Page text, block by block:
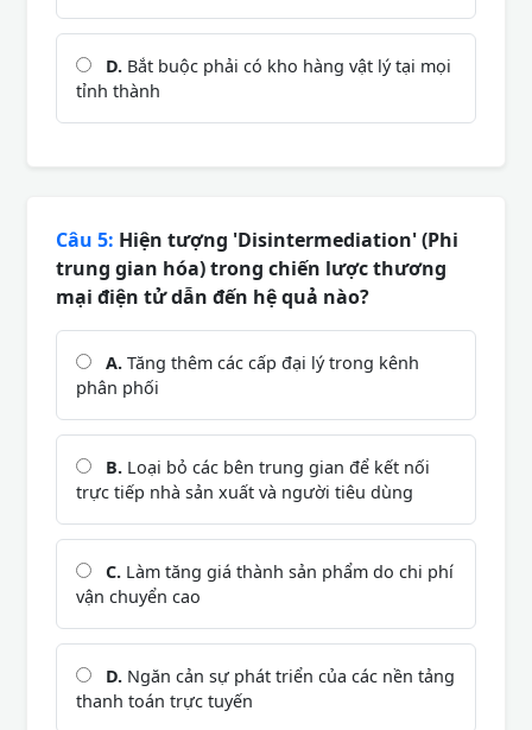
D. Bắt buộc phải có kho hàng vật lý tại mọi
tỉnh thành
Câu 5: Hiện tượng 'Disintermediation' (Phi
trung gian hóa) trong chiến lược thương
mại điện tử dẫn đến hệ quả nào?
A. Tăng thêm các cấp đại lý trong kênh
phân phối
B. Loại bỏ các bên trung gian để kết nối
trực tiếp nhà sản xuất và người tiêu dùng
C. Làm tăng giá thành sản phẩm do chi phí
vận chuyển cao
D. Ngăn cản sự phát triển của các nền tảng
thanh toán trực tuyến